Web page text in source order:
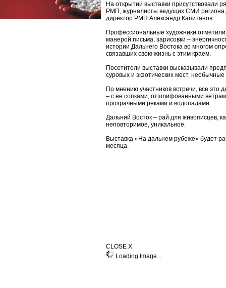
На открытии выставки присутствовали
РМП, журналисты ведущих СМИ региона,
директор РМП Александр Капитанов.
Профессиональные художники
манерой письма, зарисовки –
истории Дальнего Востока во многом
связавших свою жизнь с этим краем.
Посетители выставки высказывали
суровых и экзотических мест,
По мнению участников встречи, все это
– с ее сопками, отшлифованными
прозрачными реками и водопадами.
Дальний Восток – рай для живописцев,
неповторимое, уникальное.
Выставка «На дальнем рубеже» будет
месяца.
CLOSE X
Loading Image...